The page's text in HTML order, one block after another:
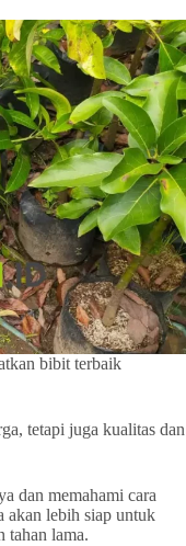
bibit terbaik
tetapi juga kualitas dan
dan memahami cara
akan lebih siap untuk
tahan lama.